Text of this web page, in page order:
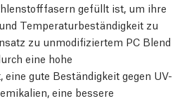
gefüllt ist, um ihre
Temperaturbeständigkeit zu
zu unmodifiziertem PC Blend
eine hohe
gute Beständigkeit gegen UV-
eine bessere